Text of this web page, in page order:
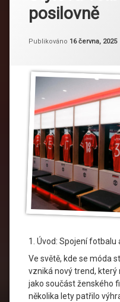
posilovně
Publikováno 16 června, 2025
1. Úvod: Spojení
Ve světě, kde se móda
vzniká nový trend,
jako součást ženského
několika lety patřilo